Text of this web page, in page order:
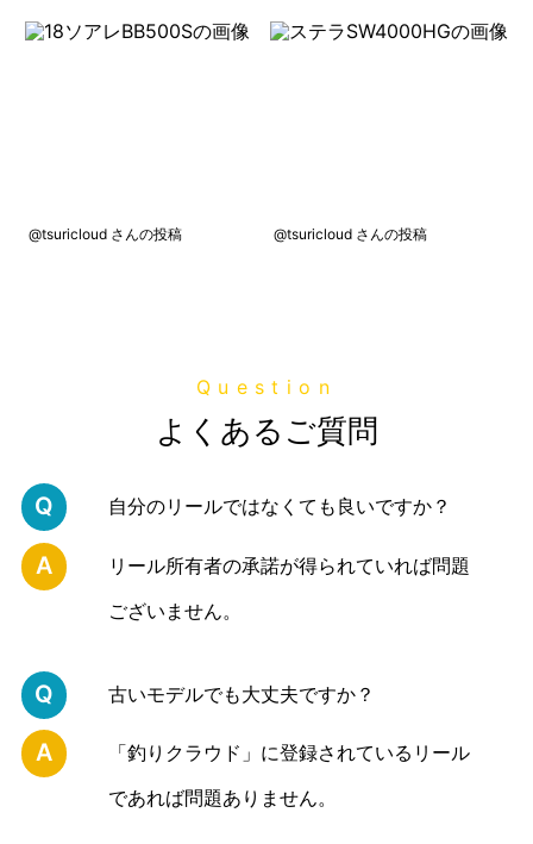
@tsuricloud さんの投稿 @tsuricloud さんの投稿
Question
よくあるご質問
Q 自分のリールではなくても良いですか？
A
リール所有者の承諾が得られていれば問題
ございません。
Q 古いモデルでも大丈夫ですか？
A
「釣りクラウド」に登録されているリール
であれば問題ありません。